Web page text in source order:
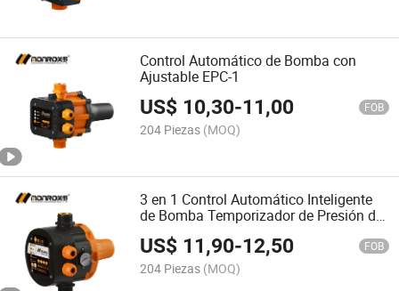
Control Automático de Bomba con
Ajustable EPC-1
US$ 10,30-11,00 FOB
204 Piezas (MOQ)
3 en 1 Control Automático Inteligente
de Bomba Temporizador de Presión de
Flujo EPC-15
US$ 11,90-12,50 FOB
204 Piezas (MOQ)